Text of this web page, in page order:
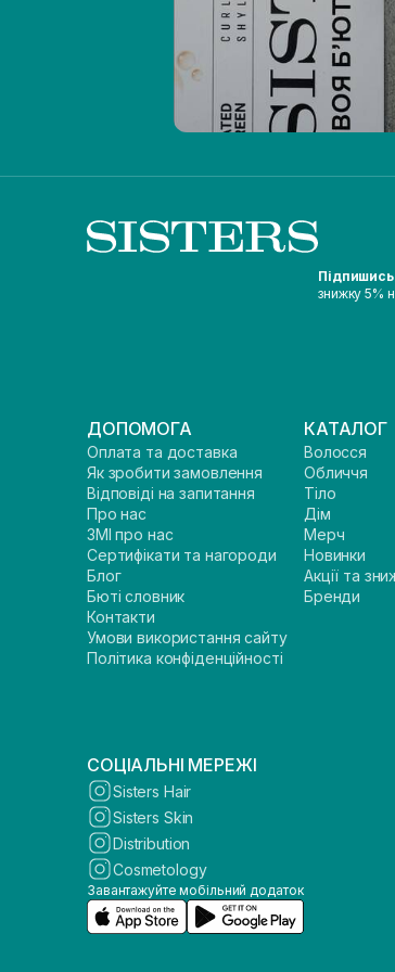
знижку 5%
ДОПОМОГА
Оплата та доставка
Як зробити замовлення
Відповіді на запитання
Про нас
ЗМІ про нас
Сертифікати та нагороди
Блог
Бюті словник
Контакти
Умови використання сайту
Політика конфіденційності
КАТАЛОГ
Волосся
Обличчя
Тіло
Дім
Мерч
Новинки
Акції та
Бренди
СОЦІАЛЬНІ МЕРЕЖІ
Sisters Hair
Sisters Skin
Distribution
Cosmetology
Завантажуйте мобільний додаток